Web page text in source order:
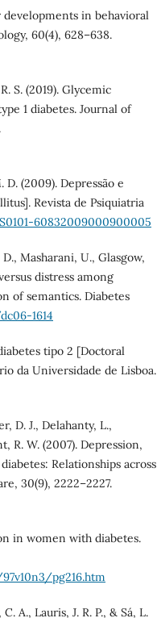
developments in behavioral
60(4), 628–638.
S. (2019). Glycemic
1 diabetes. Journal of
D. (2009). Depressão e
Revista de Psiquiatria
60832009000900005
Masharani, U., Glasgow,
distress among
of semantics. Diabetes
1614
tipo 2 [Doctoral
da Universidade de Lisboa.
D. J., Delahanty, L.,
R. W. (2007). Depression,
Relationships across
30(9), 2222–2227.
in women with diabetes.
pg216.htm
A., Lauris, J. R. P., & Sá, L.